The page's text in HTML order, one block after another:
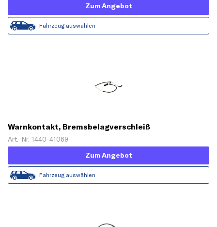
Zum Angebot
Fahrzeug auswählen
Warnkontakt, Bremsbelagverschleiß
Art.-Nr. 1440-41069
Zum Angebot
Fahrzeug auswählen